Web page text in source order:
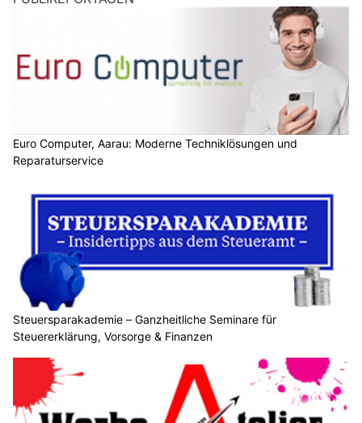
Die Psychologie des Scrollens: Fesselnd Inhalte
Wir alle scrollen täglich stundenlang durch Feeds,
Webseiten und Newsportale – und oft merken wir gar nicht,
wie viel Zeit dabei vergeht. Manche Inhalte halten uns dabei
länger fest, während wir andere schnell überspringen. Für
Content Marketer ist das ein zentraler Aspekt. Wer die
Psychologie des Scrollens versteht, kann Inhalte so
gestalten, dass sie nicht nur Aufmerksamkeit erregen,
Im folgenden Beitrag erfahren Sie mehr über die Gestaltung
interessanter Inhalte.
Weiterlesen
Datendiebstahl? Cyberversicherungen mit insurando.ch vergleichen
Steuersparakademie – Ganzheitliche Seminare für Steuererklärung, Vorsorge &